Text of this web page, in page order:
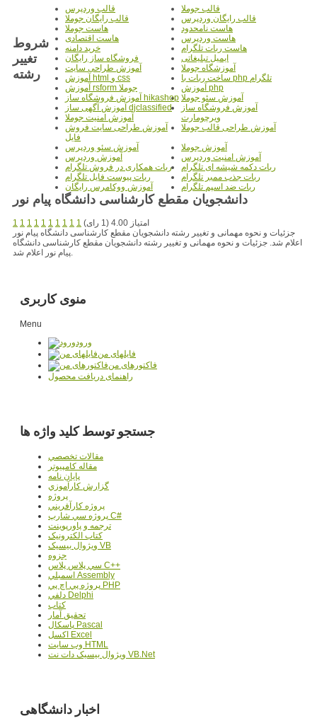
قالب جوملا
قالب وردپرس
قالب رایگان وردپرس
قالب رایگان جوملا
هاست نامحدود
هاست جوملا
هاست وردپرس
هاست اقتصادی
هاست ربات تلگرام
خرید دامنه
ایمیل تبلیغاتی
فروشگاه ساز رایگان
آموزشگاه جوملا
آموزش طراحی سایت
ساخت ربات با php تلگرام
آموزش html و css
آموزش php
آموزش rsform جوملا
آموزش سئو جوملا آموزش فروشگاه ساز hikashop
آموزش فروشگاه ساز
ویرچومارت
آموزش آگهی ساز djclassified
آموزش امنیت جوملا
آموزش طراحی قالب جوملا
آموزش طراحی سایت فروش
فایل
آموزش جوملا
آموزش سئو وردپرس
آموزش امنیت وردپرس
آموزش وردپرس
ربات دکمه شیشه ای تلگرام
ربات همکاری در فروش تلگرام
ربات جذب ممبر تلگرام
ربات پیوست فایل تلگرام
ربات ضد اسپم تلگرام
آموزش ووکامرس رایگان
شروط
تغییر
رشته
دانشجویان مقطع کارشناسی دانشگاه پیام نور
1 1 1 1 1 1 1 1 1 1
امتیاز 4.00 (1 رای)
جزئیات و نحوه مهمانی و تغییر رشته دانشجویان مقطع کارشناسی دانشگاه پیام نور
اعلام شد. جزئیات و نحوه مهمانی و تغییر رشته دانشجویان مقطع کارشناسی دانشگاه
پیام نور اعلام شد.
منوی کاربری
Menu
ورود
فایلهای من
فاکتورهای من
راهنمای دریافت محصول
جستجو توسط کلید واژه ها
مقالات تخصصي
مقاله کامپیوتر
پایان نامه
گزارش کارآموزي
پروژه
پروژه کارآفريني
پروژه سي شارپ C#
ترجمه و پاورپوينت
کتاب الکترونيک
ويژوال بيسيک VB
جزوه
سي پلاس پلاس C++
اسمبلي Assembly
پروژه پي اچ پي PHP
دلفي Delphi
کتاب
تحقيق آمار
پاسکال Pascal
اکسل Excel
وب سايت HTML
ويژوال بيسيک دات نت VB.Net
اخبار دانشگاهی